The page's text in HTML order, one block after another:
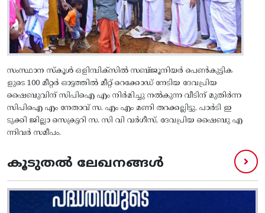
സംസ്ഥാന സ്‌കൂൾ ഒളിമ്പിക്സിൽ സബ്‌ജൂനിയർ പെൺകുട്ടിക
ളുടെ 100 മീറ്റർ ഓട്ടത്തിൽ മീറ്റ് റെക്കോഡ് നേടിയ ദേവപ്രിയ
ഷൈബുവിന് സിപിഐ എം നിർമിച്ചു നൽകുന്ന വീടിന്‌ മുതിർന്ന
സിപിഐ എം നേതാവ് സ. എം എം മണി തറക്കല്ലിട്ടു. പാർടി ഇ
ടുക്കി ജില്ലാ സെക്രട്ടറി സ. സി വി വർഗീസ്, ദേവപ്രിയ ഷൈബു എ
ന്നിവർ സമീപം.
കൂടുതൽ ലേഖനങ്ങൾ